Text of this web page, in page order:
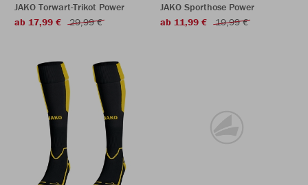
JAKO Torwart-Trikot Power
ab 17,99 €
29,99 €
JAKO Sporthose Power
ab 11,99 €
19,99 €